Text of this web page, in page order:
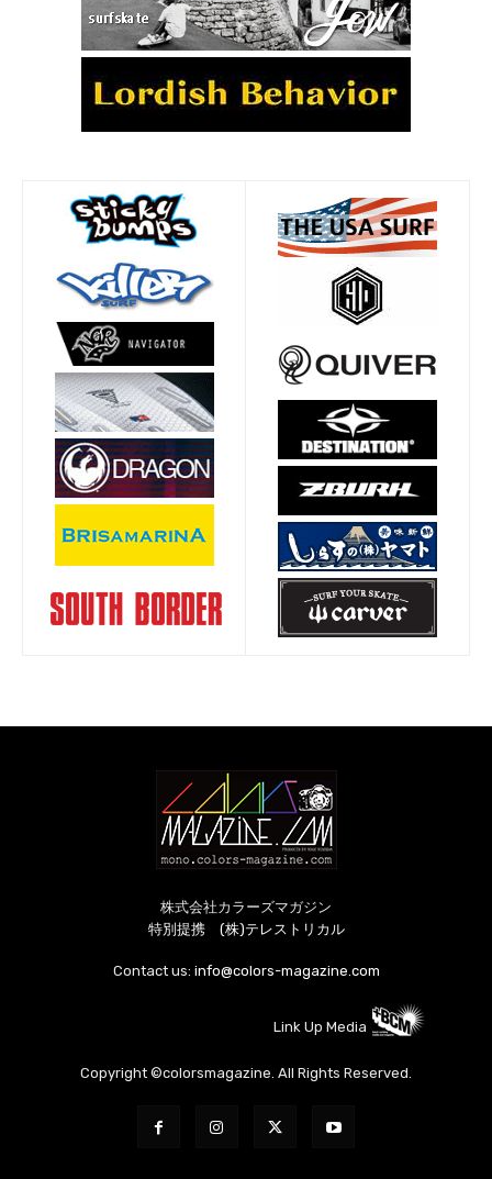
株式会社カラーズマガジン
特別提携 (株)テレストリカル
Contact us: info@colors-magazine.com
Link Up Media
Copyright ©colorsmagazine. All Rights Reserved.